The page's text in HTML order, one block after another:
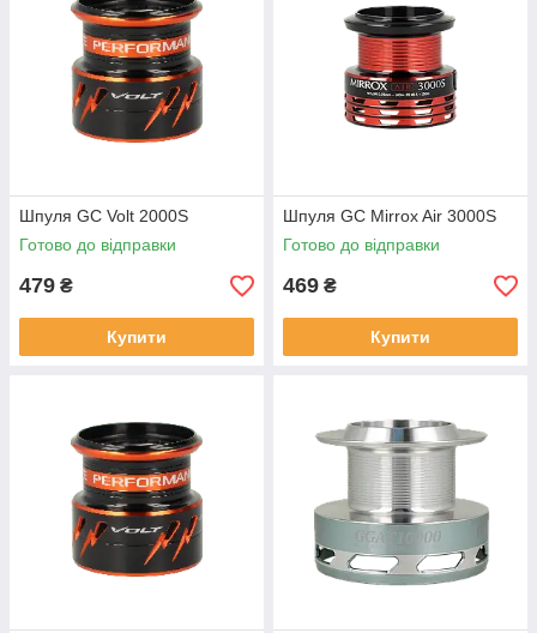
Шпуля GC Volt 2000S
Готово до відправки
479 ₴
Купити
Шпуля GC Mirrox Air 3000S
Готово до відправки
469 ₴
Купити